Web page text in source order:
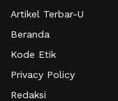
Artikel Terbar-U
Beranda
Kode Etik
Privacy Policy
Redaksi